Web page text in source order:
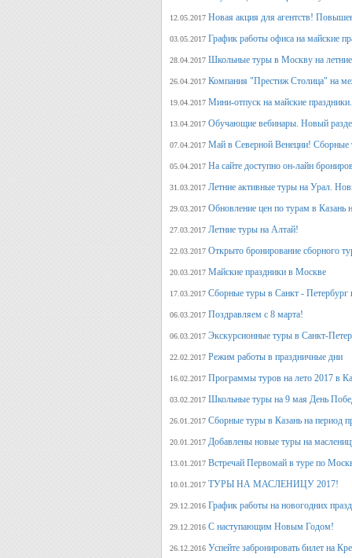
12.05.2017 Новая акция для агентств!
03.05.2017 График работы офиса на майские
28.04.2017 Школьные туры в Москву на
26.04.2017 Компания "Престиж Столица" на
19.04.2017 Мини-отпуск на майские
13.04.2017 Обучающие вебинары. Новый
07.04.2017 Май в Северной Венеции! Сборные
05.04.2017 На сайте доступно он-лайн
31.03.2017 Летние активные туры на Урал.
29.03.2017 Обновление цен по турам в Казань
27.03.2017 Летние туры на Алтай!
22.03.2017 Открыто бронирование сборного
20.03.2017 Майские праздники в Москве
17.03.2017 Сборные туры в Санкт - Петербург
06.03.2017 Поздравляем с 8 марта!
06.03.2017 Экскурсионные туры в Санкт-
22.02.2017 Режим работы в праздничные дни
16.02.2017 Программы туров на лето 2017 в
03.02.2017 Школьные туры на 9 мая День
26.01.2017 Сборные туры в Казань на период
20.01.2017 Добавлены новые туры на
13.01.2017 Встречай Первомай в туре по
10.01.2017 ТУРЫ НА МАСЛЕНИЦУ 2017!
29.12.2016 График работы на новогодних
29.12.2016 С наступающим Новым Годом!
26.12.2016 Успейте забронировать билет на